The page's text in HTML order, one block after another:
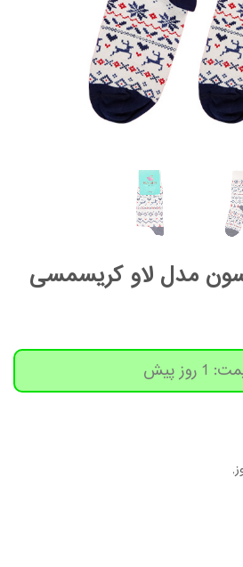
سون مدل لاو کریسمسی
پیش